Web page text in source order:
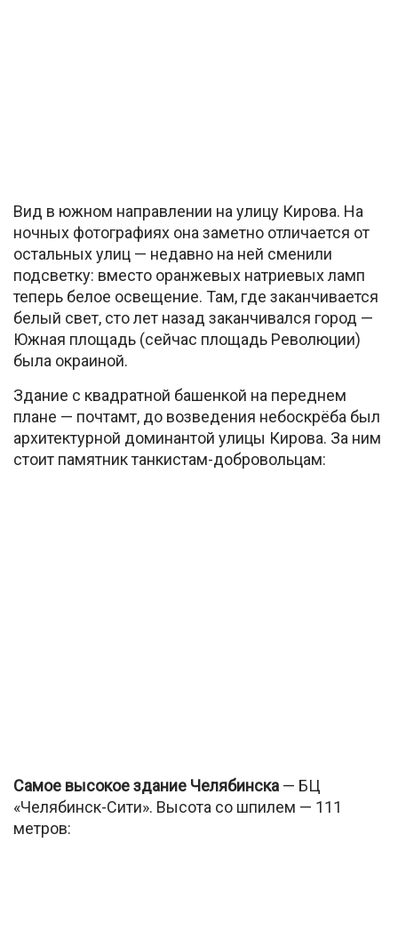
Вид в южном направлении на улицу Кирова. На
ночных фотографиях она заметно отличается от
остальных улиц — недавно на ней сменили
подсветку: вместо оранжевых натриевых ламп
теперь белое освещение. Там, где заканчивается
белый свет, сто лет назад заканчивался город —
Южная площадь (сейчас площадь Революции)
была окраиной.
Здание с квадратной башенкой на переднем
плане — почтамт, до возведения небоскрёба был
архитектурной доминантой улицы Кирова. За ним
стоит памятник танкистам-добровольцам:
Самое высокое здание Челябинска — БЦ
«Челябинск-Сити». Высота со шпилем — 111
метров: